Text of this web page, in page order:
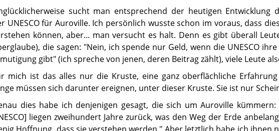
sucht man entsprechend der heutigen Entwicklung
UNESCO für Auroville. Ich persönlich wusste schon im voraus, dass
können, aber... man versucht es halt. Denn es gibt überall
die sagen: "Nein, ich spende nur Geld, wenn die UNESCO
gibt" (ich spreche von jenen, deren Beitrag zählt), viele Leute
mich ist das alles nur die Kruste, eine ganz oberflächliche
müssen sich darunter ereignen, unter dieser Kruste. Sie ist nur
dies habe ich denjenigen gesagt, die sich um Auroville
liegen zweihundert Jahre zurück, was den Weg der Erde